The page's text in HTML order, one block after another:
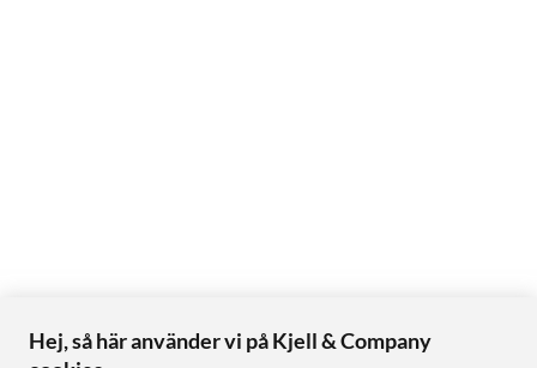
Hej, så här använder vi på Kjell & Company